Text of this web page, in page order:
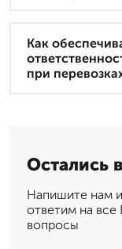
Как
при
Остались
Напишите нам
ответим на
вопросы